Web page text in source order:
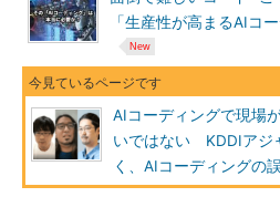
「生産性が高まるAIコ
AIコーディングで現場
いではない KDDIアジ
く、AIコーディングの